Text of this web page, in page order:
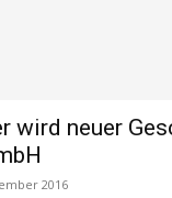
wird neuer
2016